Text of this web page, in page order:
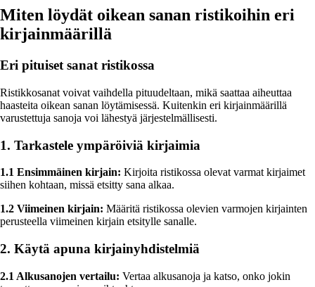
Miten löydät oikean sanan ristikoihin eri
kirjainmäärillä
Eri pituiset sanat ristikossa
Ristikkosanat voivat vaihdella pituudeltaan, mikä saattaa aiheuttaa
haasteita oikean sanan löytämisessä. Kuitenkin eri kirjainmäärillä
varustettuja sanoja voi lähestyä järjestelmällisesti.
1. Tarkastele ympäröiviä kirjaimia
1.1 Ensimmäinen kirjain: Kirjoita ristikossa olevat varmat kirjaimet
siihen kohtaan, missä etsitty sana alkaa.
1.2 Viimeinen kirjain: Määritä ristikossa olevien varmojen kirjainten
perusteella viimeinen kirjain etsitylle sanalle.
2. Käytä apuna kirjainyhdistelmiä
2.1 Alkusanojen vertailu: Vertaa alkusanoja ja katso, onko jokin